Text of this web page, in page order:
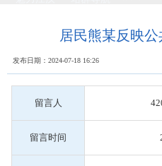
居民熊某反映
发布日期：2024-07-18 16:26
留言人
留言时间